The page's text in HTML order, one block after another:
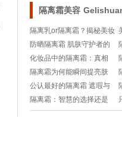
隔离霜美容
隔离乳or隔离霜？揭秘美妆
界的迷思!
防晒隔离霜 肌肤守护者的
隐形屏障
化妆品中的隔离霜：真相
与功效解析
隔离霜为何能瞬间提亮肤
色：科学揭秘与美学秘密
公认最好的隔离霜 遮瑕与
护肤的双重守护
隔离霜：智慧的选择还是
营销策略？